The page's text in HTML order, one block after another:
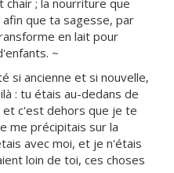
; la nourriture que
que ta sagesse, par
en lait pour
~
si ancienne et si nouvelle,
: tu étais au-dedans de
c'est dehors que je te
me précipitais sur la
avec moi, et je n'étais
loin de toi, ces choses